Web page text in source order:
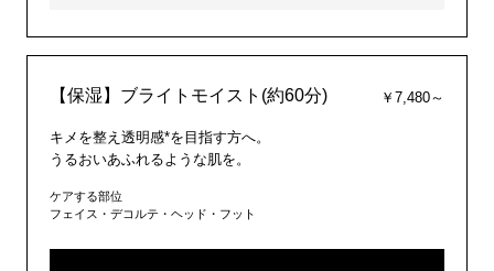
【保湿】ブライトモイスト(約60分) ￥7,480～
キメを整え透明感*を目指す方へ。
うるおいあふれるような肌を。
ケアする部位
フェイス・デコルテ・ヘッド・フット